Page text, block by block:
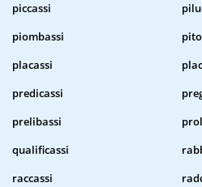
piccassi
piombassi
placassi
predicassi
prelibassi
qualificassi
raccassi